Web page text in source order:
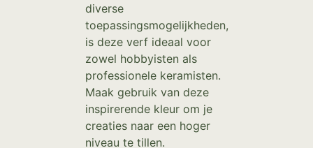
diverse
toepassingsmogelijkheden,
is deze verf ideaal voor
zowel hobbyisten als
professionele keramisten.
Maak gebruik van deze
inspirerende kleur om je
creaties naar een hoger
niveau te tillen.